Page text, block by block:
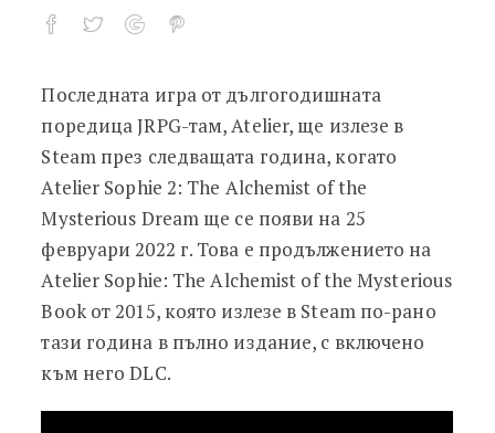
JRPG-то Atelier Sophie 2 ще излезе в
Последната игра от дългогодишната
поредица JRPG-там, Atelier, ще излезе в
Steam през следващата година, когато
Atelier Sophie 2: The Alchemist of the
Mysterious Dream ще се появи на 25
февруари 2022 г. Това е продължението на
Atelier Sophie: The Alchemist of the Mysterious
Book от 2015, която излезе в Steam по-рано
тази година в пълно издание, с включено
към него DLC.